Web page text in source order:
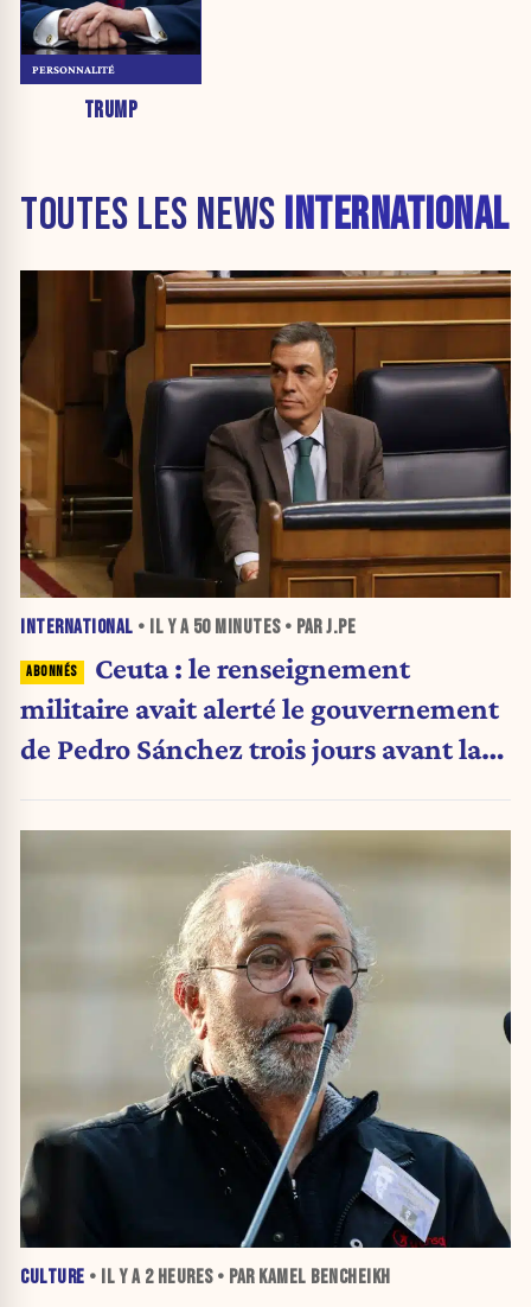
TRUMP
PERSONNALITÉ
TOUTES LES NEWS INTERNATIONAL
INTERNATIONAL • IL Y A 50 MINUTES• PAR J.PE
Ceuta : le renseignement
militaire avait alerté le gouvernement
de Pedro Sánchez trois jours avant la
CULTURE • IL Y A 2 HEURES• PAR KAMEL BENCHEIKH